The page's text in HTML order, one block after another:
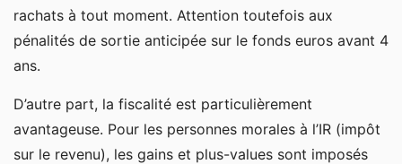
rachats à tout moment. Attention toutefois aux
pénalités de sortie anticipée sur le fonds euros avant 4
ans.
D’autre part, la fiscalité est particulièrement
avantageuse. Pour les personnes morales à l’IR (impôt
sur le revenu), les gains et plus-values sont imposés